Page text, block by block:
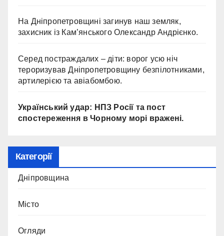
На Дніпропетровщині загинув наш земляк,
захисник із Кам’янського Олександр Андрієнко.
Серед постраждалих – діти: ворог усю ніч
тероризував Дніпропетровщину безпілотниками,
артилерією та авіабомбою.
Український удар: НПЗ Росії та пост
спостереження в Чорному морі вражені.
Категорії
Дніпровщина
Місто
Огляди